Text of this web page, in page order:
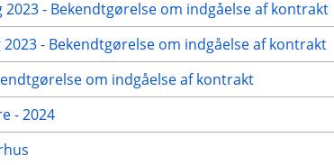
- Bekendtgørelse om indgåelse af kontrakt
- Bekendtgørelse om indgåelse af kontrakt
om indgåelse af kontrakt
- 2024